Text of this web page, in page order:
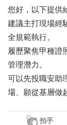
您好，以下提供
建議主打現場經
全規範執行。
履歷聚焦甲種證
管理潛力。
可以先投職安助
場、願從基層做
拍手